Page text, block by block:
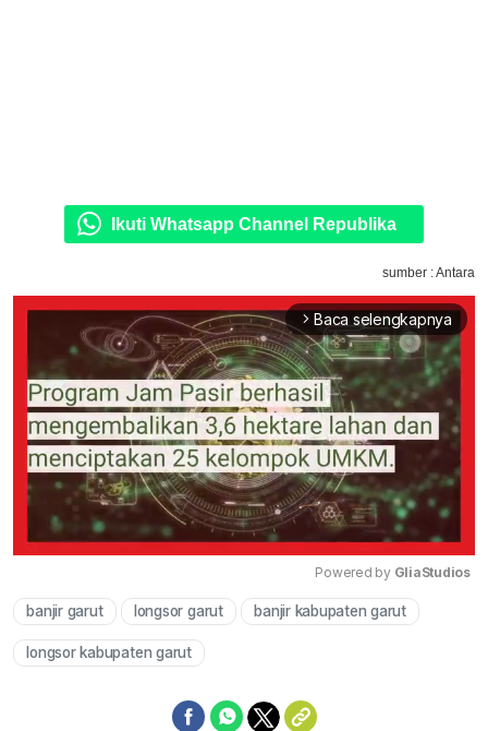
Ikuti Whatsapp Channel Republika
sumber : Antara
arrow_forward_ios Baca selengkapnya
Mute
Powered by GliaStudios
banjir garut longsor garut banjir kabupaten garut
longsor kabupaten garut